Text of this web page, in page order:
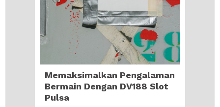
Memaksimalkan Pengalaman
Bermain Dengan DV188 Slot
Pulsa